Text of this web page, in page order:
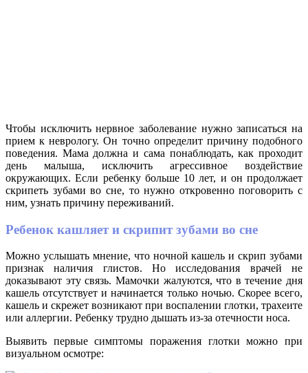
Чтобы исключить нервное заболевание нужно записаться на
прием к неврологу. Он точно определит причину подобного
поведения. Мама должна и сама понаблюдать, как проходит
день малыша, исключить агрессивное воздействие
окружающих. Если ребенку больше 10 лет, и он продолжает
скрипеть зубами во сне, то нужно откровенно поговорить с
ним, узнать причину переживаний.
Ребенок кашляет и скрипит зубами во сне
Можно услышать мнение, что ночной кашель и скрип зубами
признак наличия глистов. Но исследования врачей не
доказывают эту связь. Мамочки жалуются, что в течение дня
кашель отсутствует и начинается только ночью. Скорее всего,
кашель и скрежет возникают при воспалении глотки, трахеите
или аллергии. Ребенку трудно дышать из-за отечности носа.
Выявить первые симптомы поражения глотки можно при
визуальном осмотре: